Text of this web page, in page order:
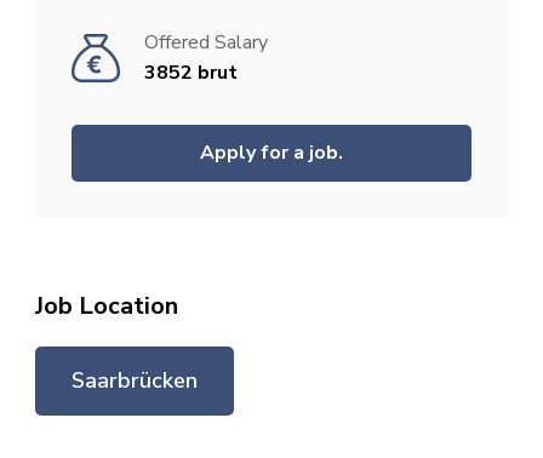
Offered Salary
3852 brut
Apply for a job.
Job Location
Saarbrücken